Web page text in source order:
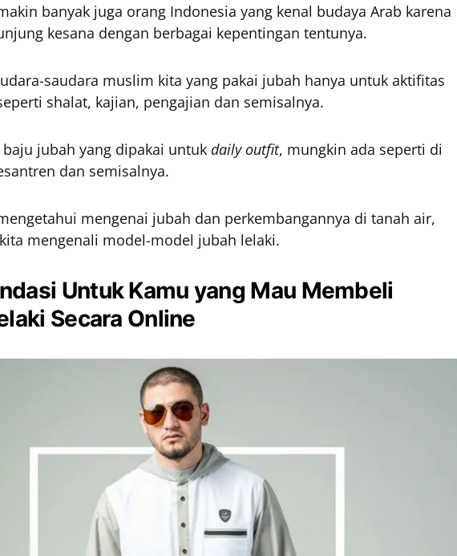
banyak juga orang Indonesia yang kenal budaya Arab karena
kesana dengan berbagai kepentingan tentunya.
saudara muslim kita yang pakai jubah hanya untuk aktifitas
shalat, kajian, pengajian dan semisalnya.
baju jubah yang dipakai untuk daily outfit, mungkin ada seperti di
dan semisalnya.
mengenai jubah dan perkembangannya di tanah air,
mengenali model-model jubah lelaki.
Untuk Kamu yang Mau Membeli
Secara Online